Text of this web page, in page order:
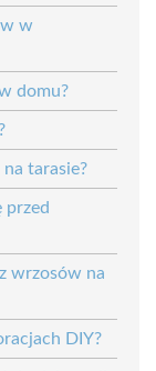
w
domu?
tarasie?
przed
wrzosów na
DIY?